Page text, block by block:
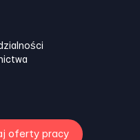
oferty pracy